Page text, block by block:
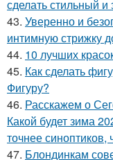
сделать стильный
43. Уверенно и
интимную стрижку
44. 10 лучших
45. Как сделать
Фигуру?
46. Расскажем о
Какой будет зима
точнее синоптиков,
47. Блондинкам